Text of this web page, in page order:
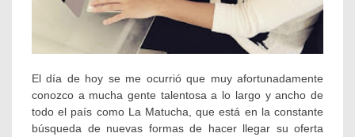
mexicano
El día de hoy se me ocurrió que muy afortunadamente
conozco a mucha gente talentosa a lo largo y ancho de
todo el país como La Matucha, que está en la constante
búsqueda de nuevas formas de hacer llegar su oferta